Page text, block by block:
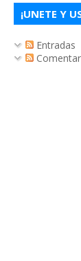
¡UNETE Y
Entradas